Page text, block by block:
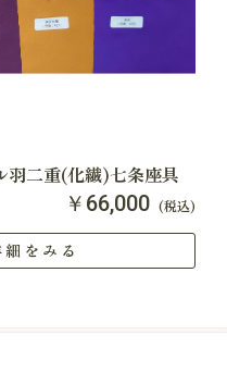
羽二重(化繊)七条座具
￥66,000 (税込)
細をみる